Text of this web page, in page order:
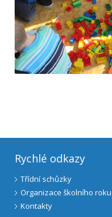
Rychlé odkazy
Třídní schůzky
Organizace školního roku
Kontakty